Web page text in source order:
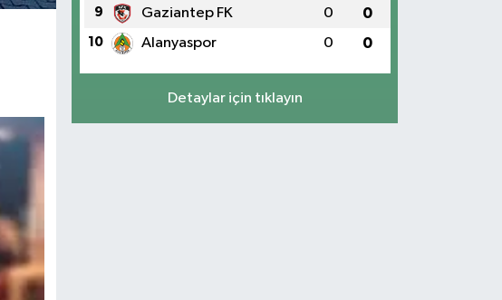
9 Gaziantep FK 0 0
10 Alanyaspor 0 0
Detaylar için tıklayın